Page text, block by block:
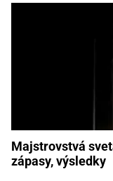
Majstrovstvá
zápasy, výsledky